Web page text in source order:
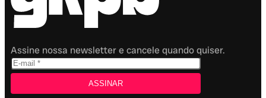
Assine nossa newsletter e cancele quando quiser.